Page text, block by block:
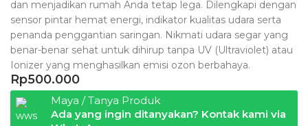
dan menjadikan rumah Anda tetap lega. Dilengkapi dengan
sensor pintar hemat energi, indikator kualitas udara serta
penanda penggantian saringan. Nikmati udara segar yang
benar-benar sehat untuk dihirup tanpa UV (Ultraviolet) atau
Ionizer yang menghasilkan emisi ozon berbahaya.
Rp500.000
Maya / Tanya Produk
Ada yang ingin ditanyakan? Kontak kami via